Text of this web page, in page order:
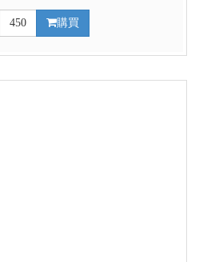
檢驗 -少負擔純淨不添加 -搭配紅
取精華 -即開即飲，膠質飽滿，口
450 購買